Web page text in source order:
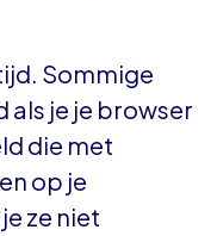
Sommige
je je browser
die met
op je
ze niet